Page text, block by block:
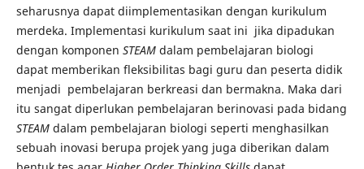
seharusnya dapat diimplementasikan dengan kurikulum
merdeka. Implementasi kurikulum saat ini jika dipadukan
dengan komponen STEAMdalam pembelajaran biologi
dapat memberikan fleksibilitas bagi guru dan peserta didik
menjadi pembelajaran berkreasi dan bermakna. Maka dari
itu sangat diperlukan pembelajaran berinovasi pada bidang
STEAMdalam pembelajaran biologi seperti menghasilkan
sebuah inovasi berupa projek yang juga diberikan dalam